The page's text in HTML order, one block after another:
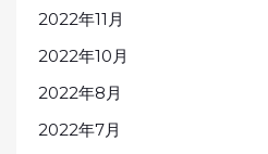
2022年11月
2022年10月
2022年8月
2022年7月